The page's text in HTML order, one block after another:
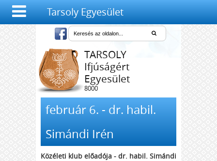
Tarsoly Egyesület
TARSOLY
Ifjúságért
Egyesület
8000
Székesfehérvár,
Salétrom u. 4-6.
február 6. - dr. habil.
Simándi Irén
Közéleti klub előadója - dr. habil. Simándi